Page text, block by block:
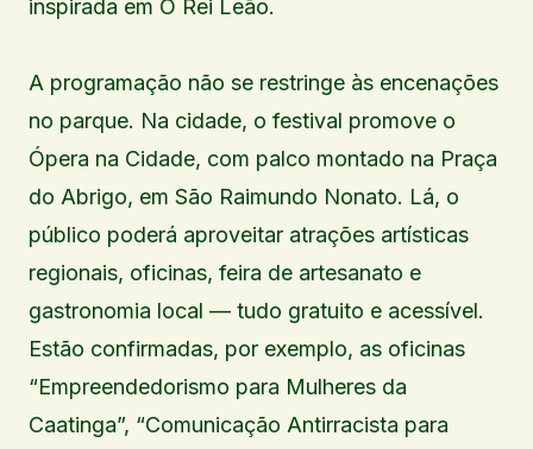
inspirada em O Rei Leão.
A programação não se restringe às encenações
no parque. Na cidade, o festival promove o
Ópera na Cidade, com palco montado na Praça
do Abrigo, em São Raimundo Nonato. Lá, o
público poderá aproveitar atrações artísticas
regionais, oficinas, feira de artesanato e
gastronomia local — tudo gratuito e acessível.
Estão confirmadas, por exemplo, as oficinas
“Empreendedorismo para Mulheres da
Caatinga”, “Comunicação Antirracista para